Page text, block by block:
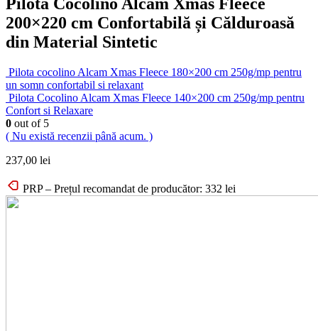
200×220 cm Confortabilă și Călduroasă
din Material Sintetic
Pilota cocolino Alcam Xmas Fleece 180×200 cm 250g/mp pentru
un somn confortabil si relaxant
Pilota Cocolino Alcam Xmas Fleece 140×200 cm 250g/mp pentru
Confort si Relaxare
0 out of 5
( Nu există recenzii până acum. )
237,00 lei
PRP – Prețul recomandat de producător: 332 lei